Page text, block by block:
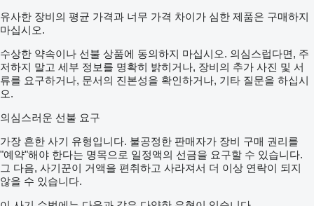
유사한 장비의 평균 가격과 너무 가격 차이가 심한 제품은 구매하지
마십시오.
수상한 약속이나 선불 상품에 동의하지 마십시오. 의심스럽다면, 주
저하지 말고 세부 정보를 명확히 밝히거나, 장비의 추가 사진 및 서
류를 요구하거나, 문서의 진본성을 확인하거나, 기타 질문을 하십시
오.
의심스러운 선불 요구
가장 흔한 사기 유형입니다. 불공정한 판매자가 장비 구매 권리를
"예약"해야 한다는 명목으로 일정액의 선금을 요구할 수 있습니다.
그 다음, 사기꾼이 거액을 편취하고 사라져서 더 이상 연락이 되지
않을 수 있습니다.